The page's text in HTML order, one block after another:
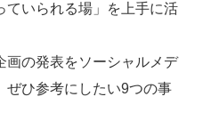
ていられる場」を上手に活
画の発表をソーシャルメデ
ぜひ参考にしたい9つの事